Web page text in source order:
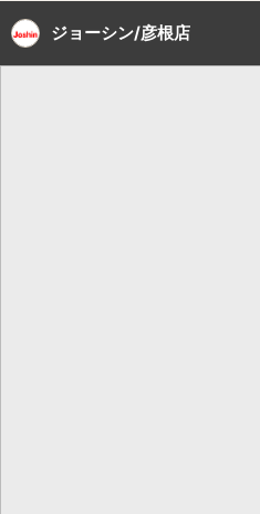
ジョーシン/彦根店